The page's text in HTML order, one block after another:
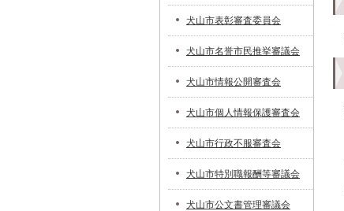
犬山市表彰審査委員会
犬山市名誉市民推挙審議会
犬山市情報公開審査会
犬山市個人情報保護審査会
犬山市行政不服審査会
犬山市特別職報酬等審議会
犬山市公文書管理審議会